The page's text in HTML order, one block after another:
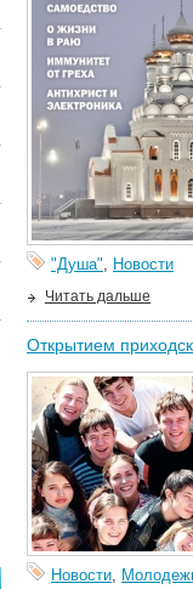
"Душа", Новости
Читать дальше
Открытием
Новости,